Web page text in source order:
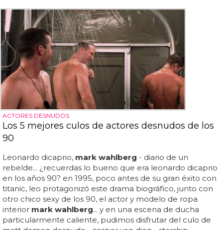
ACTORES DESNUDOS
Los 5 mejores culos de actores desnudos de los
90
Leonardo dicaprio, mark wahlberg - diario de un
rebelde... ¿recuerdas lo bueno que era leonardo dicaprio
en los años 90? en 1995, poco antes de su gran éxito con
titanic, leo protagonizó este drama biográfico, junto con
otro chico sexy de los 90, el actor y modelo de ropa
interior mark wahlberg... y en una escena de ducha
particularmente caliente, pudimos disfrutar del culo de